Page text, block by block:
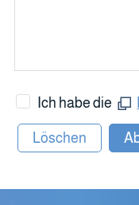
Ich habe die
gelesen und
Löschen